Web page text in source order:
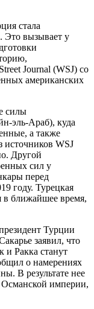
стала
Это вызывает у
Journal (WSJ) со
американских
силы
эль-Араб), куда
а также
источников WSJ
Другой
сил у
перед
году. Турецкая
в ближайшее время,
Турции
заявил, что
и Ракка станут
о намерениях
В результате нее
империи,